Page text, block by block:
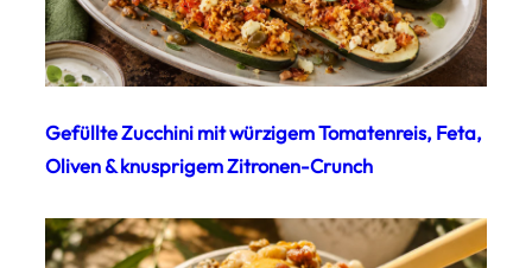
Gefüllte Zucchini mit würzigem Tomatenreis, Feta,
Oliven & knusprigem Zitronen-Crunch